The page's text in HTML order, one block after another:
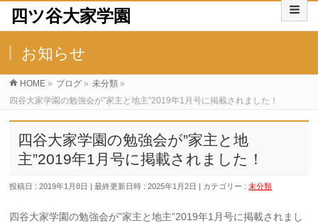
四ツ谷大家学園
お知らせ
HOME » ブログ » 未分類 »
四谷大家学園の勉強会が”家主と地主”2019年1月号に掲載されました！
四谷大家学園の勉強会が”家主と地
主”2019年1月号に掲載されました！
投稿日 : 2019年1月8日 最終更新日時 : 2025年1月2日 カテゴリー :未分類
四谷大家学園の勉強会が”家主と地主”2019年1月号に掲載されまし